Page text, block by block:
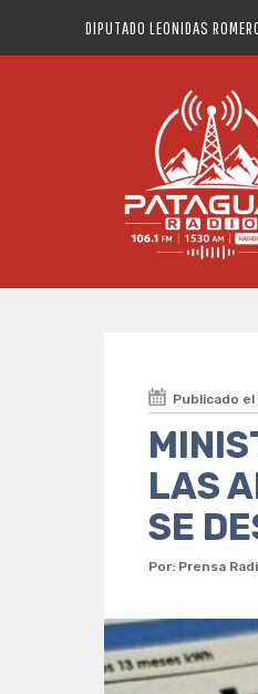
DIPUTADO LEONIDAS
Publicado
LAS
SE
Por: Prensa